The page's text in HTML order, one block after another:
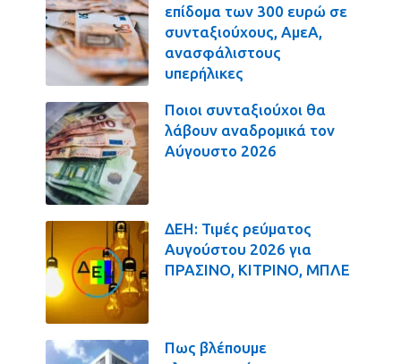
επίδομα των 300 ευρώ σε
συνταξιούχους, ΑμεΑ,
ανασφάλιστους
υπερήλικες
Ποιοι συνταξιούχοι θα
λάβουν αναδρομικά τον
Αύγουστο 2026
ΔΕΗ: Τιμές ρεύματος
Αυγούστου 2026 για
ΠΡΑΣΙΝΟ, ΚΙΤΡΙΝΟ, ΜΠΛΕ
Πως βλέπουμε